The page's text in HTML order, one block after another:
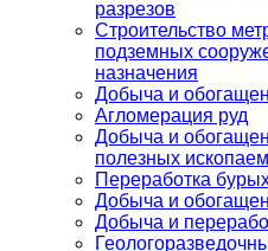
разрезов
Строительство
подземных
назначения
Добыча и
Агломерация руд
Добыча и
полезных
Переработка
Добыча и
Добыча и